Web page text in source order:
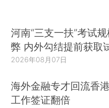
河南“三支一扶”考试
弊 内外勾结提前获取
2026年08月07日
海外金融专才回流香
工作签证翻倍